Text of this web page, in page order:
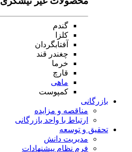
گندم
کلزا
آفتابگردان
چغندر قند
خرما
قارچ
ماهی
کمپوست
بازرگانی
مناقصه و مزایده
ارتباط با واحد بازرگانی
تحقیق و توسعه
مدیریت دانش
فرم نظام پیشنهادات